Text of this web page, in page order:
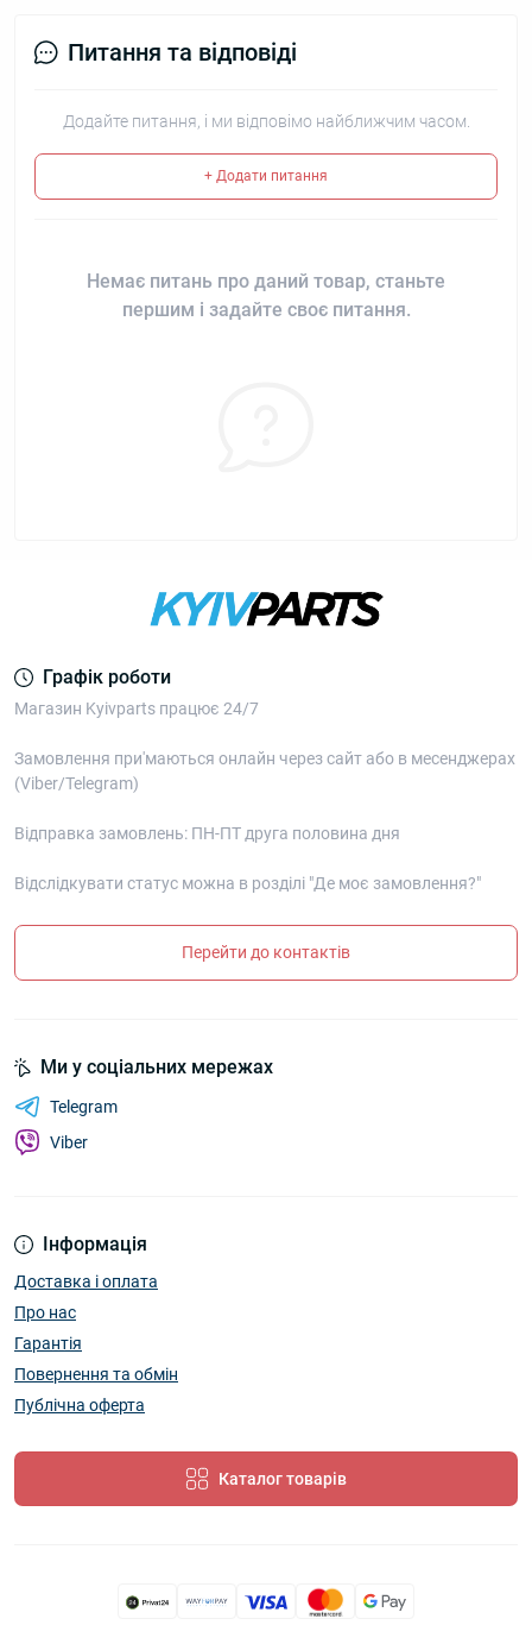
Питання та відповіді
Додайте питання, і ми відповімо найближчим часом.
+ Додати питання
Немає питань про даний товар, станьте
першим і задайте своє питання.
Графік роботи
Магазин Kyivparts працює 24/7
Замовлення при'маються онлайн через сайт або в месенджерах
(Viber/Telegram)
Відправка замовлень: ПН-ПТ друга половина дня
Відслідкувати статус можна в розділі "Де моє замовлення?"
Перейти до контактів
Інформація
Доставка і оплата
Про нас
Гарантія
Повернення та обмін
Публічна оферта
Каталог товарів
Ми у соціальних мережах
Telegram
Viber